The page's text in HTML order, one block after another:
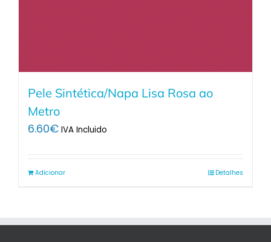
Pele Sintética/Napa Lisa Rosa ao
Metro
6.60€ IVA Incluido
Adicionar Detalhes